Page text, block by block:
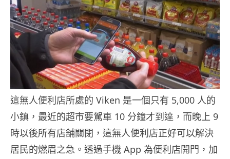
這無人便利店所處的 Viken 是一個只有 5,000 人的
小鎮，最近的超市要駕車 10 分鐘才到達，而晚上 9
時以後所有店舖關閉，這無人便利店正好可以解決
居民的燃眉之急。透過手機 App 為便利店開門，加